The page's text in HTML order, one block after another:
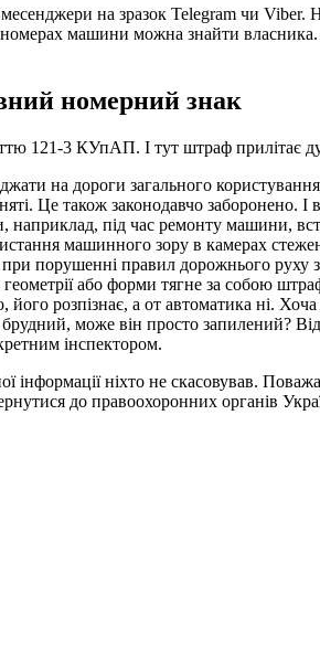
месенджери на зразок Telegram чи
машини можна знайти
номерний знак
121-3 КУпАП. І тут штраф прилітає
на дороги загального
Це також законодавчо заборонено.
наприклад, під час ремонту машини,
машинного зору в камерах
при порушенні правил дорожнього
або форми тягне за собою
розпізнає, а от автоматика ні.
може він просто запилений?
інспектором.
інформації ніхто не скасовував.
до правоохоронних органів